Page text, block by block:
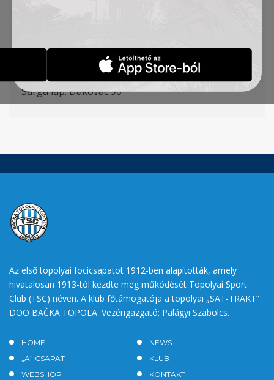
(Vukić 80′)
Cvetković 15′, Jovanović36‘
Sárga lap: Đakovac 90′
Az első topolyai focicsapatot 1912-ben alapították, amely
hivatalosan 1913-tól kezdte meg működését Topolyai Sport
Club (TSC) néven. A klub főtámogatója a topolyai „SAT-TRAKT”
DOO BAČKA TOPOLA. Vezérigazgató: Palágyi Szabolcs.
HOME
NEWS
„A” CSAPAT
KLUB
WEBSHOP
KONTAKT